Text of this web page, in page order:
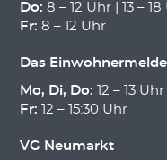
Do: 8 – 12 Uhr | 13 –
Fr: 8 – 12 Uhr
Das
Mo, Di, Do: 12 – 13 Uhr
Fr: 12 – 15:30 Uhr
VG Neumarkt